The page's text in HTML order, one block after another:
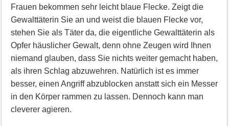
Frauen bekommen sehr leicht blaue Flecke. Zeigt die
Gewalttäterin Sie an und weist die blauen Flecke vor,
stehen Sie als Täter da, die eigentliche Gewalttäterin als
Opfer häuslicher Gewalt, denn ohne Zeugen wird Ihnen
niemand glauben, dass Sie nichts weiter gemacht haben,
als ihren Schlag abzuwehren. Natürlich ist es immer
besser, einen Angriff abzublocken anstatt sich ein Messer
in den Körper rammen zu lassen. Dennoch kann man
cleverer agieren.